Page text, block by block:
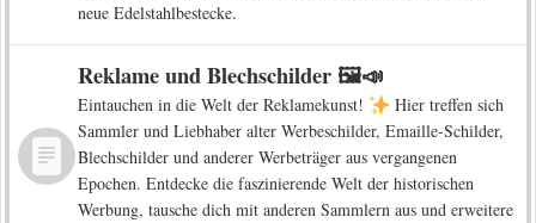
neue Edelstahlbestecke.
Reklame und Blechschilder 🖼️📣
Eintauchen in die Welt der Reklamekunst!
Hier treffen sich
Sammler und Liebhaber alter Werbeschilder, Emaille-Schilder,
Blechschilder und anderer Werbeträger aus vergangenen
Epochen. Entdecke die faszinierende Welt der historischen
Werbung, tausche dich mit anderen Sammlern aus und erweitere